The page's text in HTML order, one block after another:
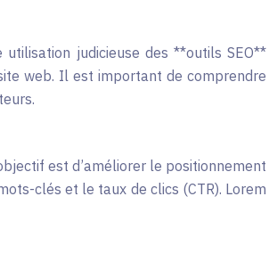
judicieuse des **outils SEO**
web. Il est important de comprendre
est d’améliorer le positionnement
clés et le taux de clics (CTR). Lorem